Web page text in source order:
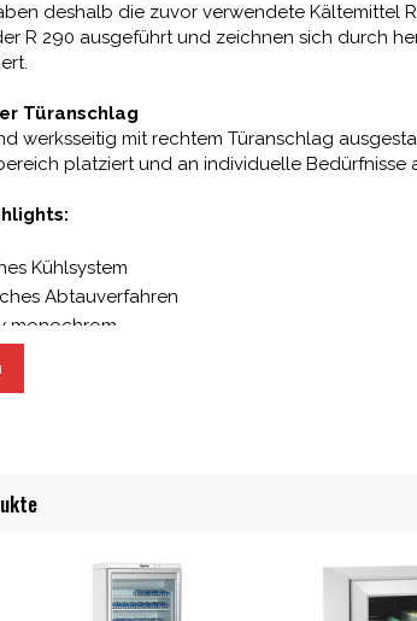
deshalb die zuvor verwendete Kältemittel
R 290 ausgeführt und zeichnen sich durch
Türanschlag
werksseitig mit rechtem Türanschlag
platziert und an individuelle Bedürfnisse
Kühlsystem
Abtauverfahren
monochrom
rechts, wechselbar
(kWh/Jahr): 390